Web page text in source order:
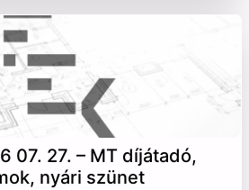
07. 27. – MT díjátadó,
nyári szünet